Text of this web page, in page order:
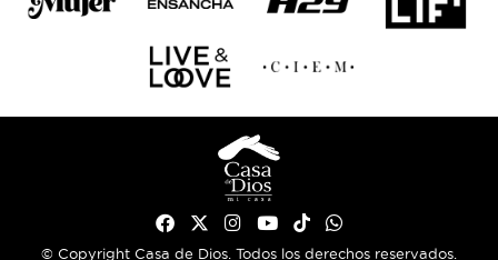
© Copyright Casa de Dios. Todos los derechos reservados.